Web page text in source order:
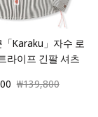
Karaku」자수 로
라이프 긴팔 셔츠
₩139,800